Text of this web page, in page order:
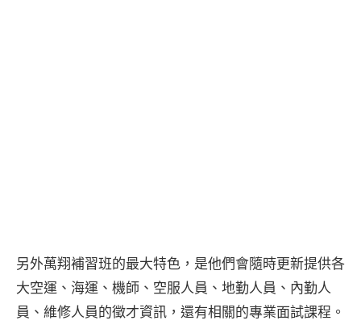
另外萬翔補習班的最大特色，是他們會隨時更新提供各
大空運、海運、機師、空服人員、地勤人員、內勤人
員、維修人員的徵才資訊，還有相關的專業面試課程。